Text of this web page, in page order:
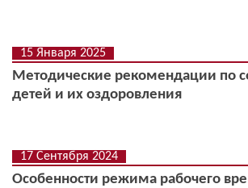
15 Января 2025
Методические рекомендации по
детей и их оздоровления
17 Сентября 2024
Особенности режима рабочего